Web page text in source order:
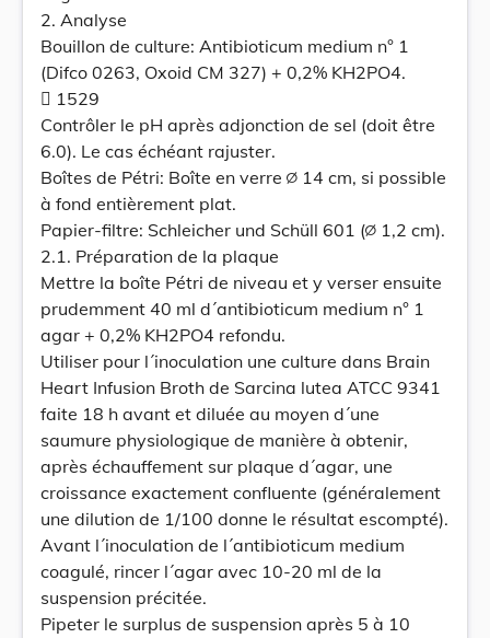
2. Analyse
Bouillon de culture: Antibioticum medium n° 1
(Difco 0263, Oxoid CM 327) + 0,2% KH2PO4.
 1529
Contrôler le pH après adjonction de sel (doit être
6.0). Le cas échéant rajuster.
Boîtes de Pétri: Boîte en verre ∅ 14 cm, si possible
à fond entièrement plat.
Papier-filtre: Schleicher und Schüll 601 (∅ 1,2 cm).
2.1. Préparation de la plaque
Mettre la boîte Pétri de niveau et y verser ensuite
prudemment 40 ml d´antibioticum medium n° 1
agar + 0,2% KH2PO4 refondu.
Utiliser pour l´inoculation une culture dans Brain
Heart Infusion Broth de Sarcina lutea ATCC 9341
faite 18 h avant et diluée au moyen d´une
saumure physiologique de manière à obtenir,
après échauffement sur plaque d´agar, une
croissance exactement confluente (généralement
une dilution de 1/100 donne le résultat escompté).
Avant l´inoculation de l´antibioticum medium
coagulé, rincer l´agar avec 10-20 ml de la
suspension précitée.
Pipeter le surplus de suspension après 5 à 10